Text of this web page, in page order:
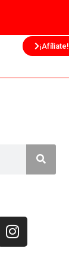
¡Afíliate!